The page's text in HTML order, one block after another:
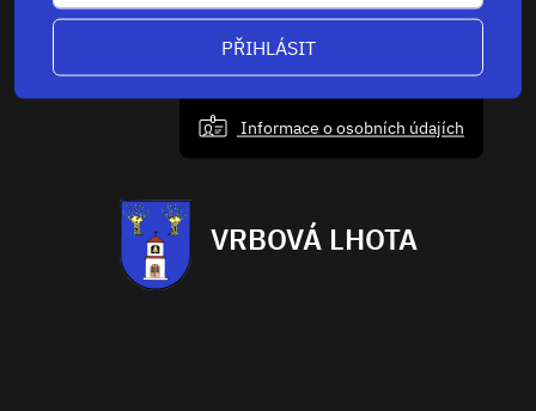
PŘIHLÁSIT
Informace o osobních údajích
VRBOVÁ LHOTA